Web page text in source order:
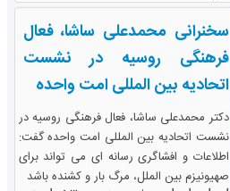
سخنرانی محمدعلی ساشا، فعال
فرهنگی روسیه در نشست
اتحادیه بین المللی امت واحده
دکتر محمدعلی ساشا، فعال فرهنگی روسیه در
نشست اتحادیه بین المللی امت واحده گفت:
اطلاعات و افشاگری رسانه ای می تواند برای
صهیونیزم بین الملل، مرگ بار و کشنده باشد